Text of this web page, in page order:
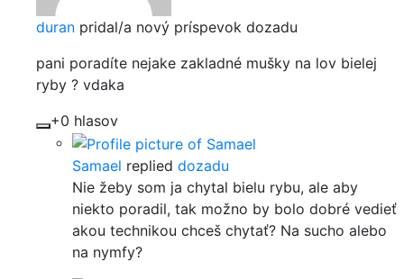
duran pridal/a nový príspevok dozadu
pani poradíte nejake zakladné mušky na lov bielej
ryby ? vdaka
+0 hlasov
Samael replied dozadu
Nie žeby som ja chytal bielu rybu, ale aby
niekto poradil, tak možno by bolo dobré vedieť
akou technikou chceš chytať? Na sucho alebo
na nymfy?